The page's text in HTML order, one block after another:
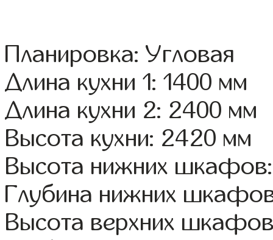
Планировка: Угловая
Длина кухни 1: 1400 мм
Длина кухни 2: 2400 мм
Высота кухни: 2420 мм
Высота нижних
Глубина нижних
Высота верхних